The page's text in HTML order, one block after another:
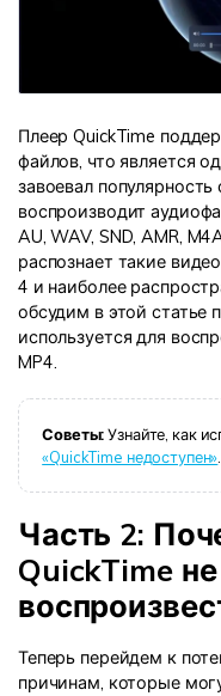
Плеер QuickTime
файлов, что является
завоевал
воспроизводит
AU, WAV, SND, AMR,
распознает такие
4 и наиболее
обсудим в этой статье
используется для
MP4.
Советы:Узнайте, как
«QuickTime недоступен»
Часть 2:
QuickTime
Теперь перейдем к
причинам, которые